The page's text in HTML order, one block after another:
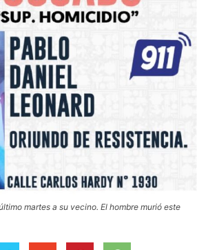
martes a su vecino. El hombre murió este